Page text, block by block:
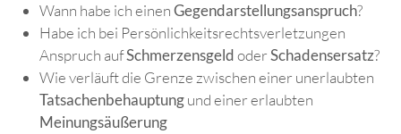
Wann habe ich einenGegendarstellungsanspruch?
Habe ich bei Persönlichkeitsrechtsverletzungen
Anspruch aufSchmerzensgeldoderSchadensersatz?
Wie verläuft die Grenze zwischen einer unerlaubten
Tatsachenbehauptungund einer erlaubten
Meinungsäußerung